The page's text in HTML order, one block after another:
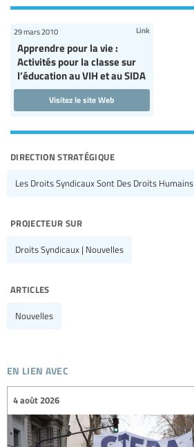
Apprendre pour la vie :
Activités pour la classe sur
l’éducation au VIH et au SIDA
29 mars 2010 Link
Visitez le site Web
direction stratégique
Les Droits Syndicaux Sont Des Droits Humains
projecteur sur
Droits Syndicaux | Nouvelles
articles
Nouvelles
en lien avec
4 août 2026